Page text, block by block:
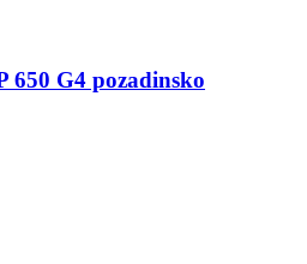
650 G4 pozadinsko